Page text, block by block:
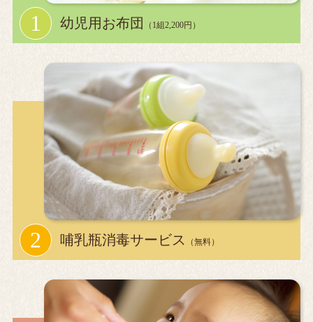
幼児用お布団 （1組2,200円）
哺乳瓶消毒サービス （無料）